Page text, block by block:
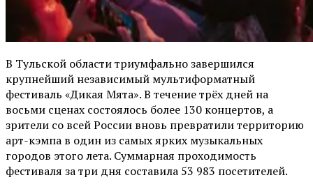
В Тульской области триумфально завершился
крупнейший независимый мультиформатный
фестиваль «Дикая Мята». В течение трёх дней на
восьми сценах состоялось более 130 концертов, а
зрители со всей России вновь превратили территорию
арт-кэмпа в один из самых ярких музыкальных
городов этого лета. Суммарная проходимость
фестиваля за три дня составила 53 983 посетителей.